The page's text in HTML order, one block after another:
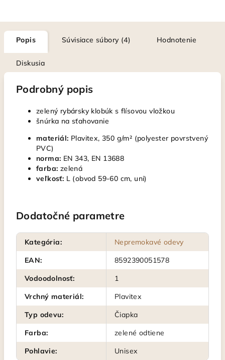
Popis Súvisiace súbory (4) Hodnotenie
Diskusia
Podrobný popis
zelený rybársky klobúk s ﬂísovou vložkou
šnúrka na sťahovanie
materiál: Plavitex, 350 g/m² (polyester povrstvený
PVC)
norma: EN 343, EN 13688
farba: zelená
veľkosť: L (obvod 59-60 cm, uni)
Dodatočné parametre
Kategória:
Nepremokavé odevy
EAN:
8592390051578
Vodoodolnosť:
1
Vrchný materiál:
Plavitex
Typ odevu:
Čiapka
Farba:
zelené odtiene
Pohlavie: Unisex